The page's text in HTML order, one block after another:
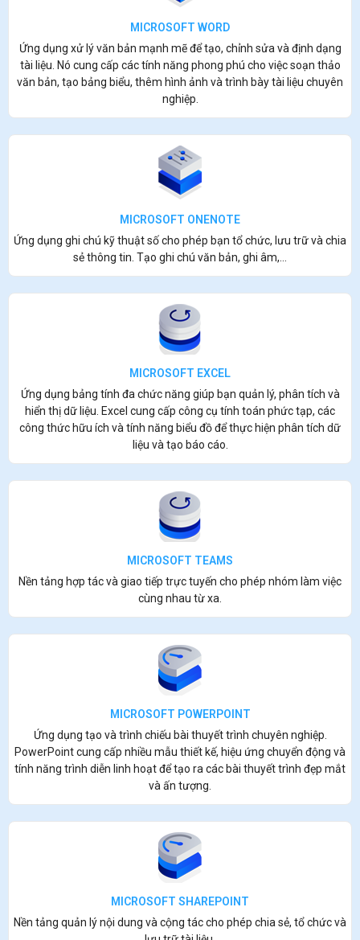
MICROSOFT WORD
Ứng dụng xử lý văn bản mạnh mẽ để tạo, chỉnh sửa và định dạng
tài liệu. Nó cung cấp các tính năng phong phú cho việc soạn thảo
văn bản, tạo bảng biểu, thêm hình ảnh và trình bày tài liệu chuyên
nghiệp.
MICROSOFT ONENOTE
Ứng dụng ghi chú kỹ thuật số cho phép bạn tổ chức, lưu trữ và chia
sẻ thông tin. Tạo ghi chú văn bản, ghi âm,...
MICROSOFT EXCEL
Ứng dụng bảng tính đa chức năng giúp bạn quản lý, phân tích và
hiển thị dữ liệu. Excel cung cấp công cụ tính toán phức tạp, các
công thức hữu ích và tính năng biểu đồ để thực hiện phân tích dữ
liệu và tạo báo cáo.
MICROSOFT TEAMS
Nền tảng hợp tác và giao tiếp trực tuyến cho phép nhóm làm việc
cùng nhau từ xa.
MICROSOFT POWERPOINT
Ứng dụng tạo và trình chiếu bài thuyết trình chuyên nghiệp.
PowerPoint cung cấp nhiều mẫu thiết kế, hiệu ứng chuyển động và
tính năng trình diễn linh hoạt để tạo ra các bài thuyết trình đẹp mắt
và ấn tượng.
MICROSOFT SHAREPOINT
Nền tảng quản lý nội dung và cộng tác cho phép chia sẻ, tổ chức và